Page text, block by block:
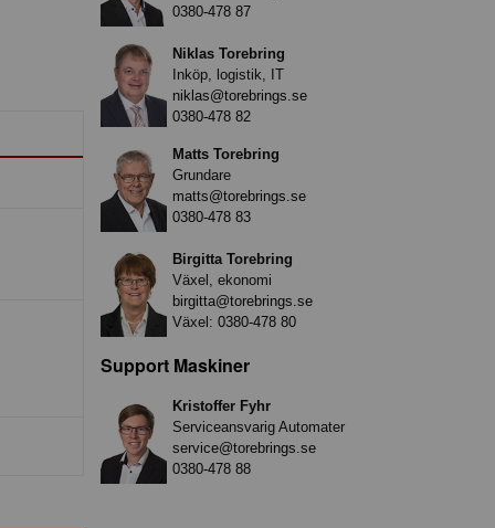
0380-478 87
Niklas Torebring
Inköp, logistik, IT
niklas@torebrings.se
0380-478 82
Matts Torebring
Grundare
matts@torebrings.se
0380-478 83
Birgitta Torebring
Växel, ekonomi
birgitta@torebrings.se
Växel: 0380-478 80
Support Maskiner
Kristoffer Fyhr
Serviceansvarig Automater
service@torebrings.se
0380-478 88